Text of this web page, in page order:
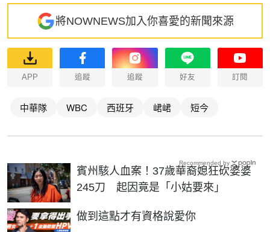
將NOWNEWS加入你喜愛的新聞來源
APP 追蹤 追蹤 好友 訂閱
中華隊 WBC 西班牙 峮峮 短今
賓州駭人血案！37歲華裔媳狂砍婆婆
245刀 起因竟是「小姑要來」
做到這點才有資格說愛你
PR
Recommended by